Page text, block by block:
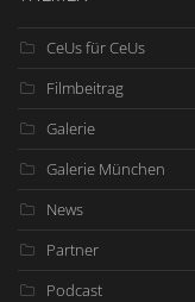
CeUs für CeUs
Filmbeitrag
Galerie
Galerie München
News
Partner
Podcast